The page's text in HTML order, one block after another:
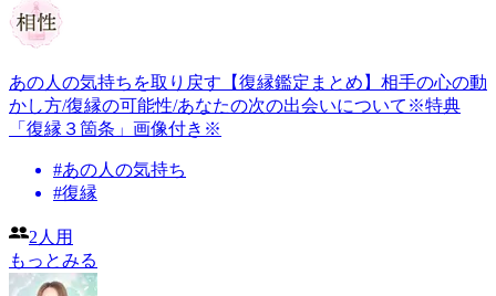
あの人の気持ちを取り戻す【復縁鑑定まとめ】相手の心の動
かし方/復縁の可能性/あなたの次の出会いについて※特典
「復縁３箇条」画像付き※
#あの人の気持ち
#復縁
2人用
もっとみる